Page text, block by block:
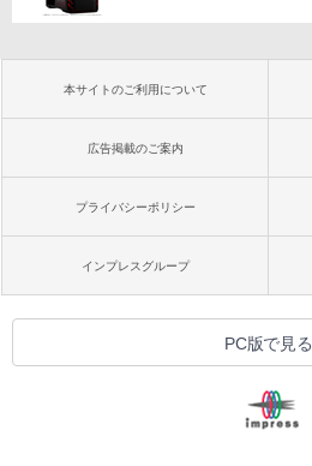
本サイトのご利用について
広告掲載のご案内
プライバシーポリシー
インプレスグループ
PC版で見る